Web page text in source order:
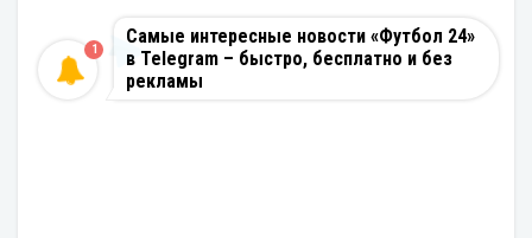
Самые интересные новости «Футбол 24»
в Telegram – быстро, бесплатно и без
рекламы
1